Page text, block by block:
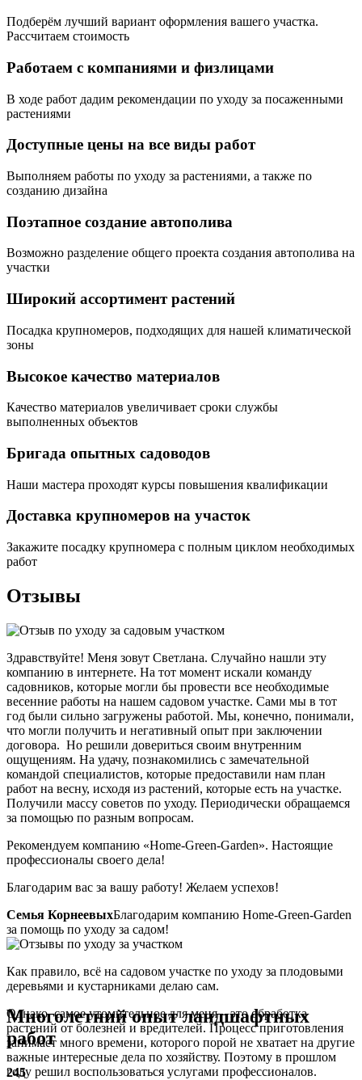
Подберём лучший вариант оформления вашего участка.
Рассчитаем стоимость
Работаем с компаниями и физлицами
В ходе работ дадим рекомендации по уходу за посаженными
растениями
Доступные цены на все виды работ
Выполняем работы по уходу за растениями, а также по
созданию дизайна
Поэтапное создание автополива
Возможно разделение общего проекта создания автополива на
участки
Широкий ассортимент растений
Посадка крупномеров, подходящих для нашей климатической
зоны
Высокое качество материалов
Качество материалов увеличивает сроки службы
выполненных объектов
Бригада опытных садоводов
Наши мастера проходят курсы повышения квалификации
Доставка крупномеров на участок
Закажите посадку крупномера с полным циклом необходимых
работ
Отзывы
Здравствуйте! Меня зовут Светлана. Случайно нашли эту
компанию в интернете. На тот момент искали команду
садовников, которые могли бы провести все необходимые
весенние работы на нашем садовом участке. Сами мы в тот
год были сильно загружены работой. Мы, конечно, понимали,
что могли получить и негативный опыт при заключении
договора. Но решили довериться своим внутренним
ощущениям. На удачу, познакомились с замечательной
командой специалистов, которые предоставили нам план
работ на весну, исходя из растений, которые есть на участке.
Получили массу советов по уходу. Периодически обращаемся
за помощью по разным вопросам.
Рекомендуем компанию «Home-Green-Garden». Настоящие
профессионалы своего дела!
Благодарим вас за вашу работу! Желаем успехов!
Семья КорнеевыхБлагодарим компанию Home-Green-Garden
за помощь по уходу за садом!
Как правило, всё на садовом участке по уходу за плодовыми
деревьями и кустарниками делаю сам.
Однако, самое утомительное для меня – это обработка
растений от болезней и вредителей. Процесс приготовления
занимает много времени, которого порой не хватает на другие
важные интересные дела по хозяйству. Поэтому в прошлом
году решил воспользоваться услугами профессионалов.
Многолетний опыт ландшафтных
работ
245